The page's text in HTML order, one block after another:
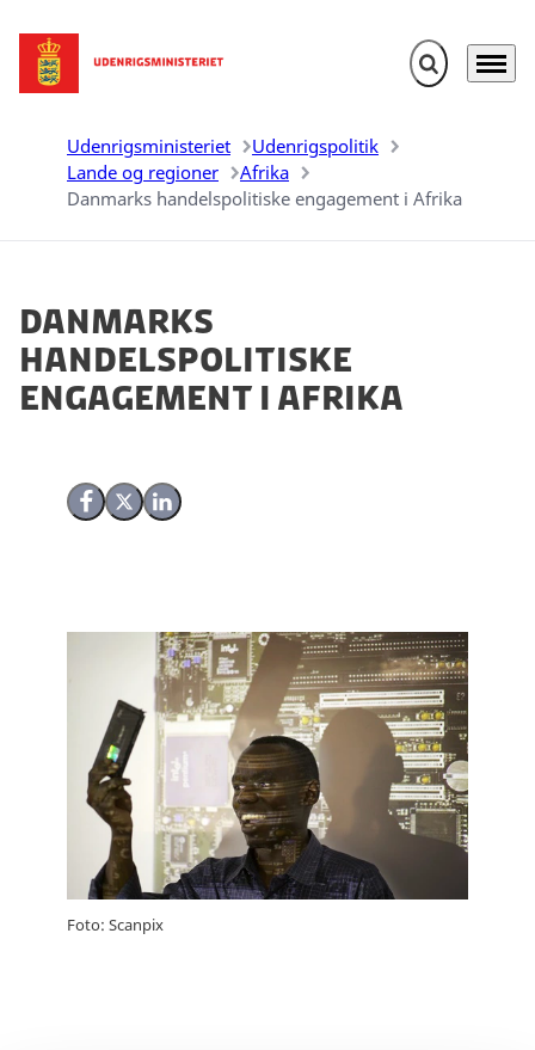
Gå til forsiden Fold søgefelt
Menu
Udenrigsministeriet
Udenrigspolitik
Lande og regioner
Afrika
Danmarks handelspolitiske engagement i Afrika
Danmarks
handelspolitiske
engagement i Afrika
Del på Facebook
Del på X (Twitter)
Del på LinkedIn
Foto: Scanpix